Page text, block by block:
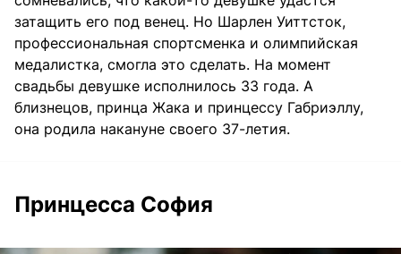
затащить его под венец. Но Шарлен Уиттсток,
профессиональная спортсменка и олимпийская
медалистка, смогла это сделать. На момент
свадьбы девушке исполнилось 33 года. А
близнецов, принца Жака и принцессу Габриэллу,
она родила накануне своего 37-летия.
Принцесса София